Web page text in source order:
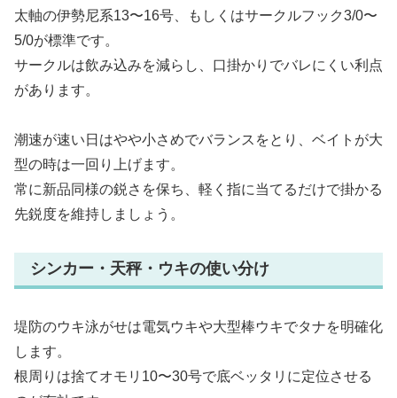
太軸の伊勢尼系13〜16号、もしくはサークルフック3/0〜
5/0が標準です。
サークルは飲み込みを減らし、口掛かりでバレにくい利点
があります。
潮速が速い日はやや小さめでバランスをとり、ベイトが大
型の時は一回り上げます。
常に新品同様の鋭さを保ち、軽く指に当てるだけで掛かる
先鋭度を維持しましょう。
シンカー・天秤・ウキの使い分け
堤防のウキ泳がせは電気ウキや大型棒ウキでタナを明確化
します。
根周りは捨てオモリ10〜30号で底ベッタリに定位させる